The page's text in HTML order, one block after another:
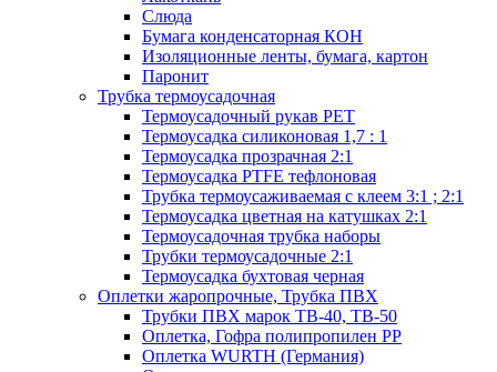
Слюда
Бумага конденсаторная КОН
Изоляционные ленты, бумага, картон
Паронит
Трубка термоусадочная
Термоусадочный рукав PET
Термоусадка силиконовая 1,7 : 1
Термоусадка прозрачная 2:1
Термоусадка PTFE тефлоновая
Трубка термоусаживаемая с клеем 3:1 ; 2:1
Термоусадка цветная на катушках 2:1
Термоусадочная трубка наборы
Трубки термоусадочные 2:1
Термоусадка бухтовая черная
Оплетки жаропрочные, Трубка ПВХ
Трубки ПВХ марок ТВ-40, ТВ-50
Оплетка, Гофра полипропилен PP
Оплетка WURTH (Германия)